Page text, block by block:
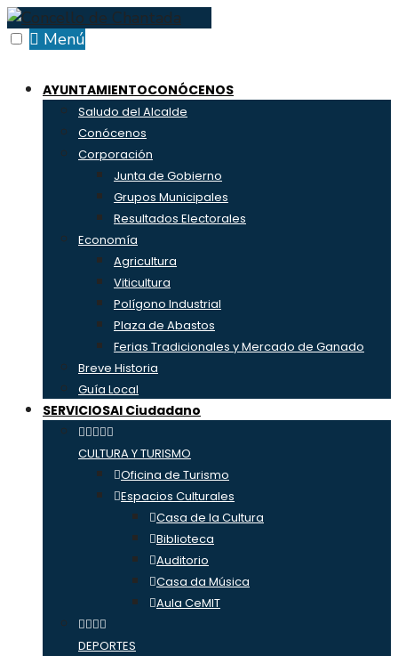
Skip
to
Menú
AYUNTAMIENTOCONÓCENOS
Saludo del Alcalde
Conócenos
Corporación
Junta de Gobierno
Grupos Municipales
Resultados Electorales
Economía
Agricultura
Viticultura
Polígono Industrial
Plaza de Abastos
Ferias Tradicionales y Mercado de Ganado
Breve Historia
Guía Local
SERVICIOSAl Ciudadano
CULTURA Y TURISMO
Oficina de Turismo
Espacios Culturales
Casa de la Cultura
Biblioteca
Auditorio
Casa da Música
Aula CeMIT
DEPORTES